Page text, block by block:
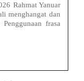
Rahmat Yanuar
menghangat dan
frasa